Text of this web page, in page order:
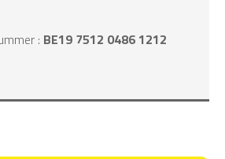
: BE19 7512 0486 1212